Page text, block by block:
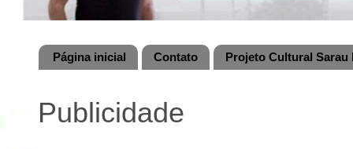
Página inicial Contato Projeto Cultural
Publicidade